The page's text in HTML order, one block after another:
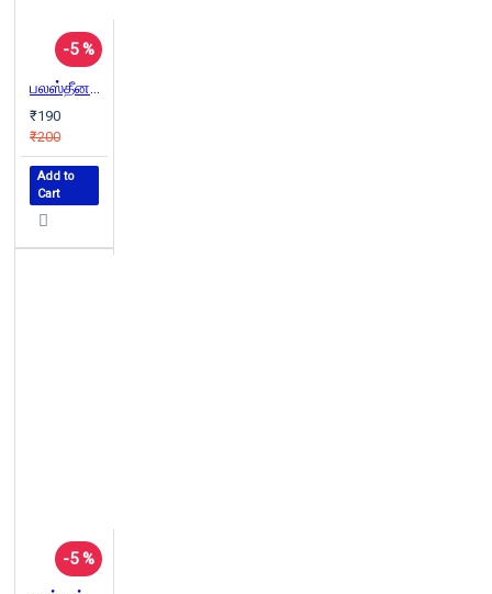
-5 %
பலஸ்தீனக் கவிதைகள் (30 கவிஞர்களின் கவிதைகள்)
₹190
₹200
Add to
Cart
-5 %